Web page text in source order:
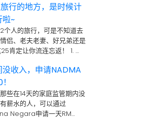
行的地方，是时候计
~
个人的旅行，可是不知道去
侣、老夫老妻、好兄弟还是
肯定让你流连忘返！ 1. …
收入，申请NADMA
些在14天的家庭监管期内没
薪水的人，可以通过
Negara申请一天RM…